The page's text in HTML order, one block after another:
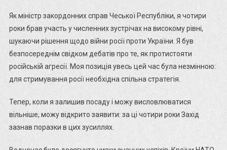
Як міністр закордонних справ Чеської Республіки, я чотири
роки брав участь у численних зустрічах на високому рівні,
шукаючи рішення щодо війни росії проти України. Я був
безпосереднім свідком дебатів про те, як протистояти
російській агресії. Моя позиція увесь цей час була незмінною:
для стримування росії необхідна спільна стратегія.
Тепер, коли я залишив посаду і можу висловлюватися
вільніше, можу відкрито заявити: за ці чотири роки Захід
зазнав поразки в цих зусиллях.